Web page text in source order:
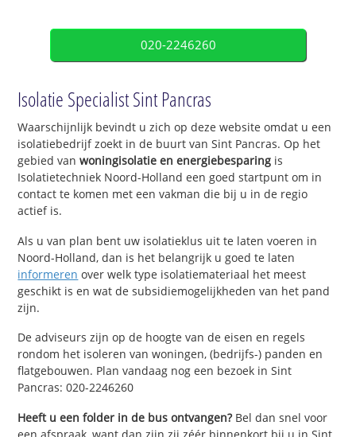
020-2246260
Isolatie Specialist Sint Pancras
Waarschijnlijk bevindt u zich op deze website omdat u een
isolatiebedrijf zoekt in de buurt van Sint Pancras. Op het
gebied vanwoningisolatie en energiebesparing is
Isolatietechniek Noord-Holland een goed startpunt om in
contact te komen met een vakman die bij u in de regio
actief is.
Als u van plan bent uw isolatieklus uit te laten voeren in
Noord-Holland, dan is het belangrijk u goed te laten
informeren over welk type isolatiemateriaal het meest
geschikt is en wat de subsidiemogelijkheden van het pand
zijn.
De adviseurs zijn op de hoogte van de eisen en regels
rondom het isoleren van woningen, (bedrijfs-) panden en
flatgebouwen. Plan vandaag nog een bezoek in Sint
Pancras: 020-2246260
Heeft u een folder in de bus ontvangen?Bel dan snel voor